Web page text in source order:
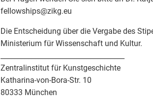
fellowships@zikg.eu
Die Entscheidung über die Vergabe des
Ministerium für Wissenschaft und Kultur.
Zentralinstitut für Kunstgeschichte
Katharina-von-Bora-Str. 10
80333 München